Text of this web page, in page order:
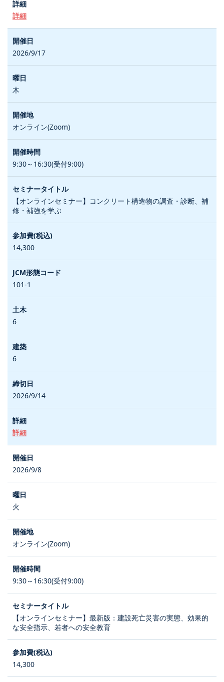
詳細
2026/9/17
木
オンライン(Zoom)
9:30～16:30(受付9:00)
【オンラインセミナー】コンクリート構造物の調査・診断、補
修・補強を学ぶ
14,300
101-1
6
6
2026/9/14
詳細
2026/9/8
火
オンライン(Zoom)
9:30～16:30(受付9:00)
【オンラインセミナー】最新版：建設死亡災害の実態、効果的
な安全指示、若者への安全教育
14,300